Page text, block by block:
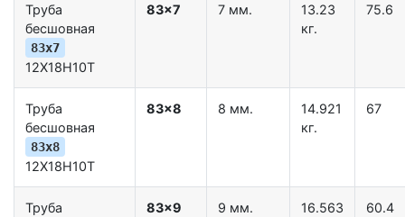
Труба
бесшовная
83x7
12Х18Н10Т
83x7 7 мм.
13.23
кг.
75.6
Труба
бесшовная
83x8
12Х18Н10Т
83x8 8 мм.
14.921
кг.
67
Труба
83x9 9 мм.
16.563
60.4